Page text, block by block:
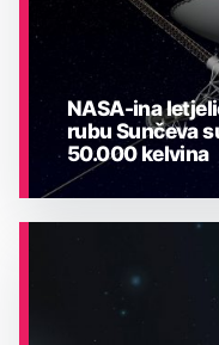
NASA-ina
rubu Sunčeva
50.000 kelvina